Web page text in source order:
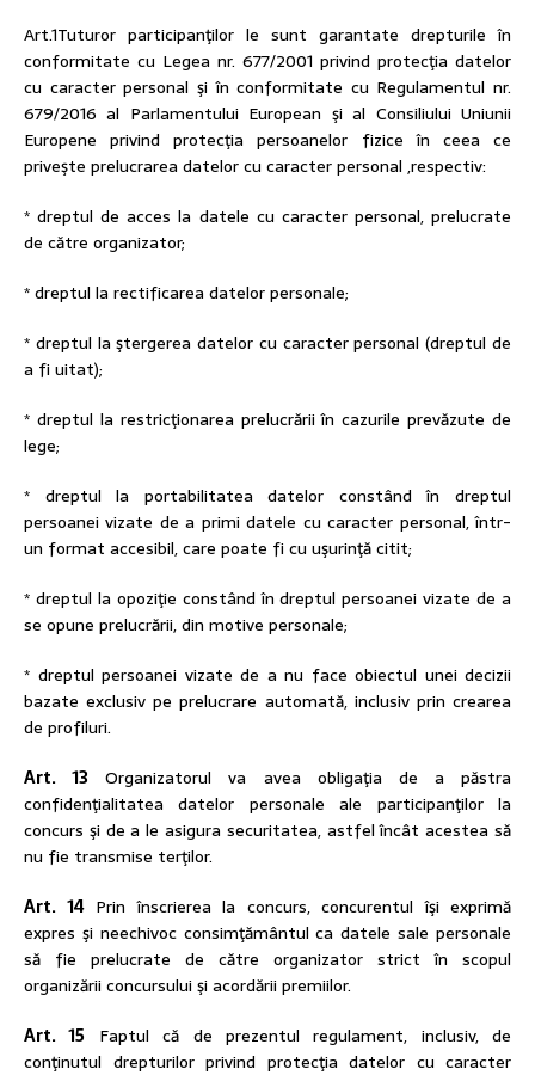
Art.1Tuturor participanţilor le sunt garantate drepturile în
conformitate cu Legea nr. 677/2001 privind protecţia datelor
cu caracter personal şi în conformitate cu Regulamentul nr.
679/2016 al Parlamentului European şi al Consiliului Uniunii
Europene privind protecţia persoanelor fizice în ceea ce
priveşte prelucrarea datelor cu caracter personal ,respectiv:
* dreptul de acces la datele cu caracter personal, prelucrate
de către organizator;
* dreptul la rectificarea datelor personale;
* dreptul la ştergerea datelor cu caracter personal (dreptul de
a fi uitat);
* dreptul la restricţionarea prelucrării în cazurile prevăzute de
lege;
* dreptul la portabilitatea datelor constând în dreptul
persoanei vizate de a primi datele cu caracter personal, într-
un format accesibil, care poate fi cu uşurinţă citit;
* dreptul la opoziţie constând în dreptul persoanei vizate de a
se opune prelucrării, din motive personale;
* dreptul persoanei vizate de a nu face obiectul unei decizii
bazate exclusiv pe prelucrare automată, inclusiv prin crearea
de profiluri.
Art. 13 Organizatorul va avea obligaţia de a păstra
confidenţialitatea datelor personale ale participanţilor la
concurs şi de a le asigura securitatea, astfel încât acestea să
nu fie transmise terţilor.
Art. 14Prin înscrierea la concurs, concurentul îşi exprimă
expres şi neechivoc consimţământul ca datele sale personale
să fie prelucrate de către organizator strict în scopul
organizării concursului şi acordării premiilor.
Art. 15 Faptul că de prezentul regulament, inclusiv, de
conţinutul drepturilor privind protecţia datelor cu caracter